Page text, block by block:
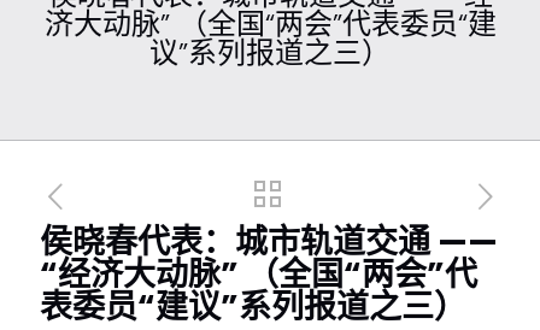
济大动脉” （全国“两会”代表委员“建
议”系列报道之三）
侯晓春代表：城市轨道交通 ——
“经济大动脉” （全国“两会”代
表委员“建议”系列报道之三）